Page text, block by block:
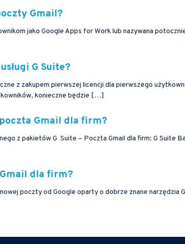
Gmail?
jako Google Apps for Work lub nazywana
G Suite?
z zakupem pierwszej licencji dla pierwszego
konieczne będzie […]
Gmail dla firm?
z pakietów G Suite – Poczta Gmail dla firm: G Suite
dla firm?
poczty od Google oparty o dobrze znane narzędzia